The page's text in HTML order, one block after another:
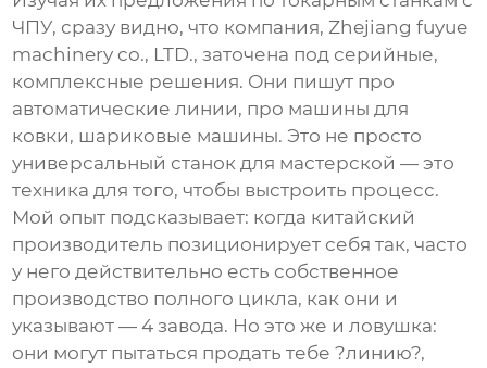
ЧПУ, сразу видно, что компания, Zhejiang fuyue
machinery co., LTD., заточена под серийные,
комплексные решения. Они пишут про
автоматические линии, про машины для
ковки, шариковые машины. Это не просто
универсальный станок для мастерской — это
техника для того, чтобы выстроить процесс.
Мой опыт подсказывает: когда китайский
производитель позиционирует себя так, часто
у него действительно есть собственное
производство полного цикла, как они и
указывают — 4 завода. Но это же и ловушка:
они могут пытаться продать тебе ?линию?,